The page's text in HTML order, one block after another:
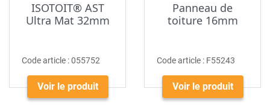
ISOTOIT® AST
Ultra Mat 32mm
Code article :055752
Voir le produit
Panneau de
toiture 16mm
Code article : F55243
Voir le produit